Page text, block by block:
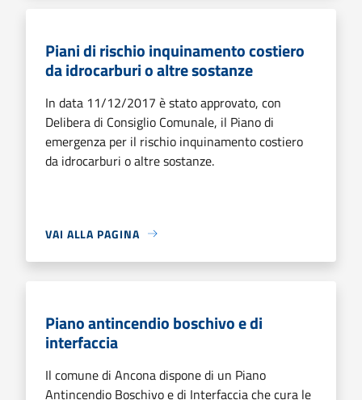
Piani di rischio inquinamento costiero
da idrocarburi o altre sostanze
In data 11/12/2017 è stato approvato, con
Delibera di Consiglio Comunale, il Piano di
emergenza per il rischio inquinamento costiero
da idrocarburi o altre sostanze.
VAI ALLA PAGINA
Piano antincendio boschivo e di
interfaccia
Il comune di Ancona dispone di un Piano
Antincendio Boschivo e di Interfaccia che cura le